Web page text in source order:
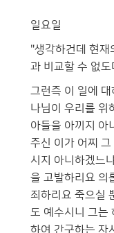
일요일
"생각하건데 현재
과 비교할 수 없도
그런즉 이 일에
나님이 우리를 위
아들을 아끼지 아
주신 이가 어찌
시지 아니하겠느
을 고발하리요 의
죄하리요 죽으실
도 예수시니 그는
하여 간구하는 자